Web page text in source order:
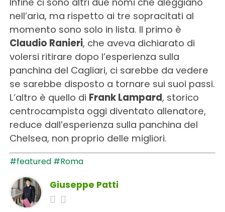
nell’aria, ma rispetto ai tre sopracitati al
momento sono solo in lista. Il primo è
Claudio Ranieri, che aveva dichiarato di
volersi ritirare dopo l’esperienza sulla
panchina del Cagliari, ci sarebbe da vedere
se sarebbe disposto a tornare sui suoi passi.
L’altro è quello di Frank Lampard, storico
centrocampista oggi diventato allenatore,
reduce dall’esperienza sulla panchina del
Chelsea, non proprio delle migliori.
#featured #Roma
Giuseppe Patti